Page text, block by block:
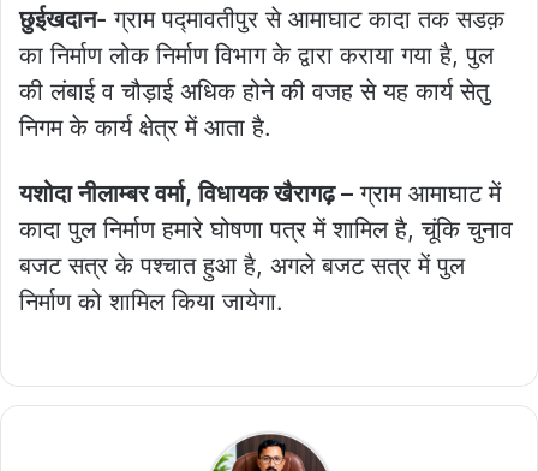
छुईखदान- ग्राम पद्मावतीपुर से आमाघाट कादा तक सडक़
का निर्माण लोक निर्माण विभाग के द्वारा कराया गया है, पुल
की लंबाई व चौड़ाई अधिक होने की वजह से यह कार्य सेतु
निगम के कार्य क्षेत्र में आता है.
यशोदा नीलाम्बर वर्मा, विधायक खैरागढ़ – ग्राम आमाघाट में
कादा पुल निर्माण हमारे घोषणा पत्र में शामिल है, चूंकि चुनाव
बजट सत्र के पश्चात हुआ है, अगले बजट सत्र में पुल
निर्माण को शामिल किया जायेगा.